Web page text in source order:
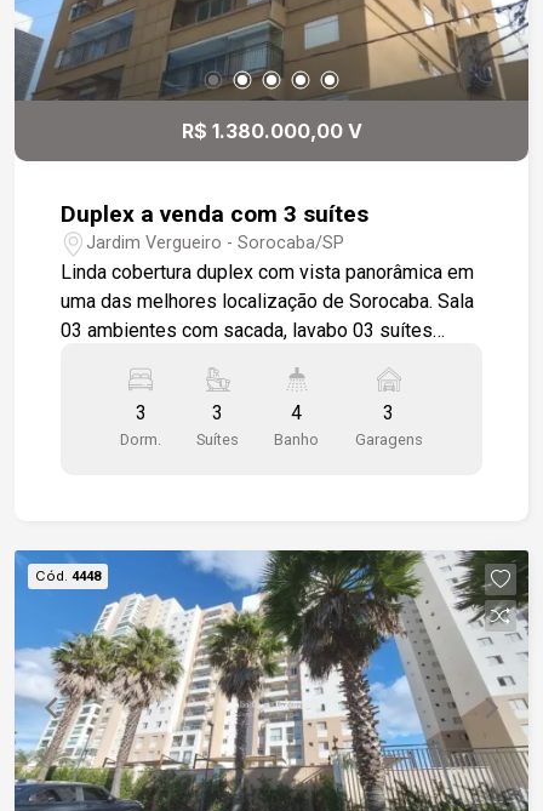
R$ 1.380.000,00 V
Duplex a venda com 3 suítes
Jardim Vergueiro - Sorocaba/SP
Linda cobertura duplex com vista panorâmica em
uma das melhores localização de Sorocaba. Sala
03 ambientes com sacada, lavabo 03 suítes
lavanderia wc de serviço e vaga para 03 carros
cobertos e paralelos. Todos os ambientes
modulados e dormitórios com closet. cozinha e
3
Dorm.
3
Suítes
4
Banho
3
Garagens
Cód. 4448